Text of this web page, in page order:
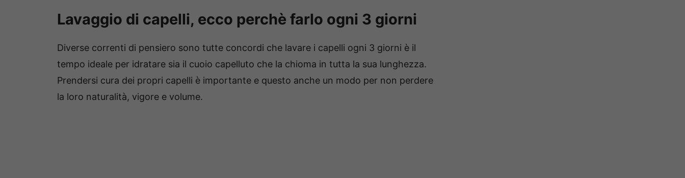
Lavaggio di capelli, ecco perchè farlo ogni 3 giorni
Diverse correnti di pensiero sono tutte concordi che lavare i capelli ogni 3 giorni è il
tempo ideale per idratare sia il cuoio capelluto che la chioma in tutta la sua lunghezza.
Prendersi cura dei propri capelli è importante e questo anche un modo per non perdere
la loro naturalità, vigore e volume.